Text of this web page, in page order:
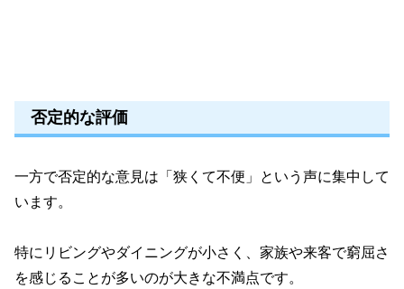
否定的な評価
一方で否定的な意見は「狭くて不便」という声に集中して
います。
特にリビングやダイニングが小さく、家族や来客で窮屈さ
を感じることが多いのが大きな不満点です。